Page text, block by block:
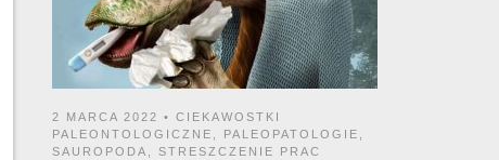
2 MARCA 2022 • CIEKAWOSTKI
PALEONTOLOGICZNE
PALEOPATOLOGIE
SAUROPODA
STRESZCZENIE PRAC